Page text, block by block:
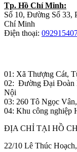
Tp. Hồ Chí Minh:
Số 10, Đường Số 33,
Chí Minh
Điện thoại:
01: Xã Thượng Cát,
02: Đường Đại Đoàn
Nội
03: 260 Tô Ngọc
04: Khu công nghiệp
ĐỊA CHỈ TẠI HỒ
22/10 Lê Thúc